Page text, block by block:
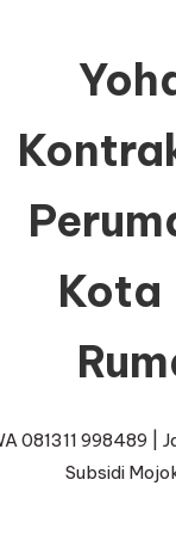
Kota
081311 998489 |
Subsidi